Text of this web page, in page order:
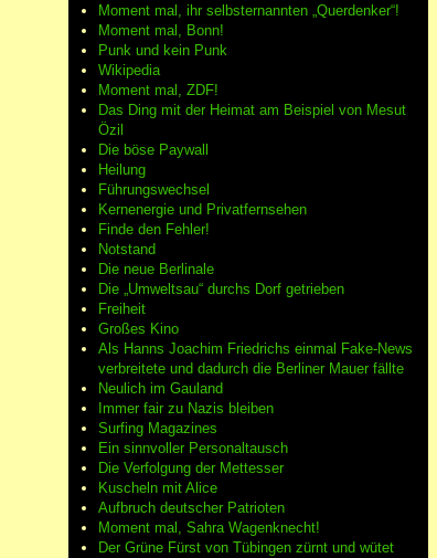
Moment mal, ihr selbsternannten „Querdenker“!
Moment mal, Bonn!
Punk und kein Punk
Wikipedia
Moment mal, ZDF!
Das Ding mit der Heimat am Beispiel von Mesut
Özil
Die böse Paywall
Heilung
Führungswechsel
Kernenergie und Privatfernsehen
Finde den Fehler!
Notstand
Die neue Berlinale
Die „Umweltsau“ durchs Dorf getrieben
Freiheit
Großes Kino
Als Hanns Joachim Friedrichs einmal Fake-News
verbreitete und dadurch die Berliner Mauer fällte
Neulich im Gauland
Immer fair zu Nazis bleiben
Surfing Magazines
Ein sinnvoller Personaltausch
Die Verfolgung der Mettesser
Kuscheln mit Alice
Aufbruch deutscher Patrioten
Moment mal, Sahra Wagenknecht!
Der Grüne Fürst von Tübingen zürnt und wütet